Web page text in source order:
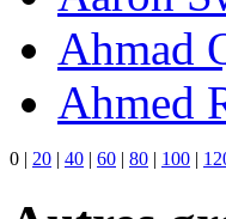
Ahmad
Ahmed
0 | 20 | 40 | 60 | 80 | 100 |